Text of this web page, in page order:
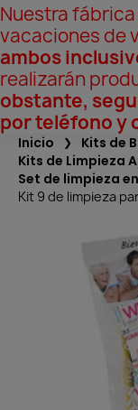
Nuestra
vacaciones de
ambos
realizarán
obstante,
por teléfono y
Inicio
Kits de
Kits de Limpieza
Set de limpieza
Kit 9 de limpieza